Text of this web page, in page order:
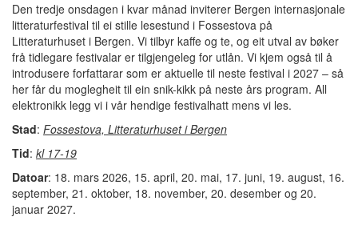
Den tredje onsdagen i kvar månad inviterer Bergen internasjonale
litteraturfestival til ei stille lesestund i Fossestova på
Litteraturhuset i Bergen. Vi tilbyr kaffe og te, og eit utval av bøker
frå tidlegare festivalar er tilgjengeleg for utlån. Vi kjem også til å
introdusere forfattarar som er aktuelle til neste festival i 2027 – så
her får du moglegheit til ein snik-kikk på neste års program. All
elektronikk legg vi i vår hendige festivalhatt mens vi les.
Stad: Fossestova, Litteraturhuset i Bergen
Tid: kl 17-19
Datoar: 18. mars 2026, 15. april, 20. mai, 17. juni, 19. august, 16.
september, 21. oktober, 18. november, 20. desember og 20.
januar 2027.